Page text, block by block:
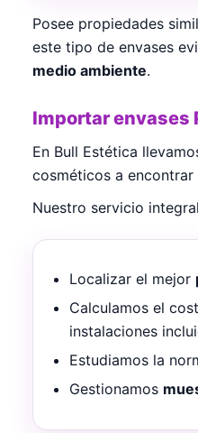
Posee propiedades
este tipo de envases
medio ambiente.
Importar envases
En Bull Estética
cosméticos a encontrar
Nuestro servicio
Localizar el mejor
Calculamos el
instalaciones
Estudiamos la
Gestionamos